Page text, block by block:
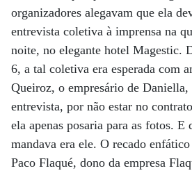
organizadores alegavam que ela
entrevista coletiva à imprensa na
noite, no elegante hotel Magestic.
6, a tal coletiva era esperada com
Queiroz, o empresário de Daniella,
entrevista, por não estar no
ela apenas posaria para as fotos.
mandava era ele. O recado
Paco Flaqué, dono da empresa